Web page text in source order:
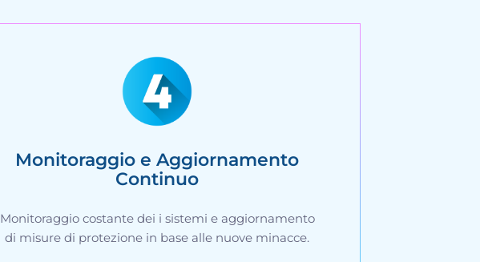
Monitoraggio e Aggiornamento
Continuo
Monitoraggio costante dei i sistemi e aggiornamento
di misure di protezione in base alle nuove minacce.